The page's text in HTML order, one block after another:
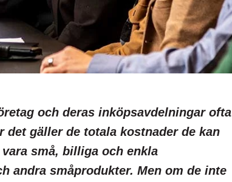
och deras inköpsavdelningar ofta
gäller de totala kostnader de kan
små, billiga och enkla
andra småprodukter. Men om de inte